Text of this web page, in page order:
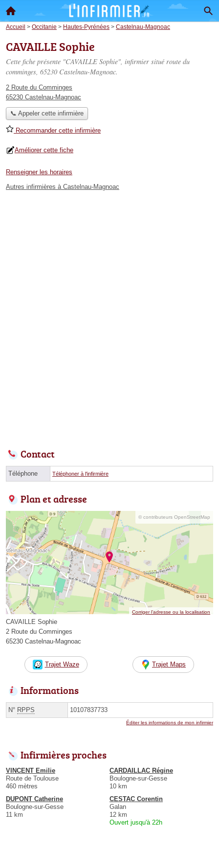
Accueil > Occitanie > Hautes-Pyrénées > Castelnau-Magnoac
CAVAILLE Sophie
Cette fiche présente "CAVAILLE Sophie", infirmier situé route du
comminges, 65230 Castelnau-Magnoac.
2 Route du Comminges
65230 Castelnau-Magnoac
📞 Appeler cette infirmière
Recommander cette infirmière
Améliorer cette fiche
Renseigner les horaires
Autres infirmières à Castelnau-Magnoac
Contact
Téléphone Téléphoner à l'infirmière
Plan et adresse
© contributeurs OpenStreetMap
Corriger l’adresse ou la localisation
CAVAILLE Sophie
2 Route du Comminges
65230 Castelnau-Magnoac
Trajet Waze Trajet Maps
Informations
N° RPPS 10107837733
Éditer les informations de mon infirmier
Infirmières proches
VINCENT Emilie
Route de Toulouse
460 mètres
CARDAILLAC Régine
Boulogne-sur-Gesse
10 km
DUPONT Catherine
Boulogne-sur-Gesse
11 km
CESTAC Corentin
Galan
12 km
Ouvert jusqu'à 22h